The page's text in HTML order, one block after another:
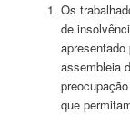
Os
de
assembleia
que